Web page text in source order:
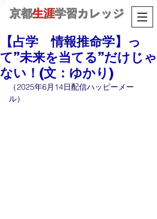
京都生涯学習カレッジ
【占学 情報推命学】っ
て”未来を当てる”だけじゃ
ない！(文：ゆかり)
（2025年6月14日配信ハッピーメー
ル）